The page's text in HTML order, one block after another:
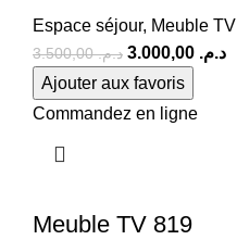
Espace séjour, Meuble TV
د.م.3.500,00 د.م.
Ajouter aux favoris
Commandez en ligne
Meuble TV 819